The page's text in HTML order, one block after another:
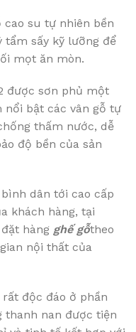
su tự nhiên bền
sấy kỹ lưỡng để
mọt ăn mòn.
được sơn phủ một
nổi bật các vân gỗ tự
thấm nước, dễ
độ bền của sản
dân tới cao cấp
khách hàng, tại
hàng ghế gỗtheo
nội thất của
rất độc đáo ở phần
thanh nan được tiện